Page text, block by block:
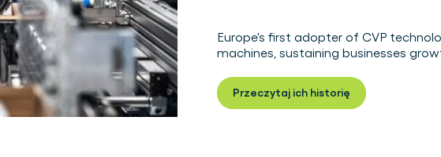
Europe's first adopter of CVP
machines, sustaining businesses
Przeczytaj ich historię